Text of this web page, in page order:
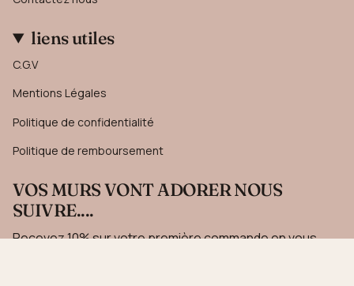
liens utiles
C.G.V
Mentions Légales
Politique de confidentialité
Politique de remboursement
VOS MURS VONT ADORER NOUS
SUIVRE....
Recevez 10% sur votre première commande en vous